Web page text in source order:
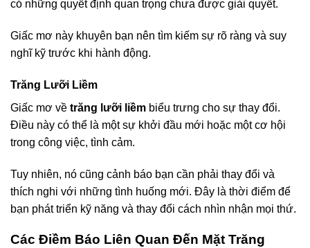
có những quyết định quan trọng chưa được giải quyết.
Giấc mơ này khuyên bạn nên tìm kiếm sự rõ ràng và suy
nghĩ kỹ trước khi hành động.
Trăng Lưỡi Liềm
Giấc mơ về trăng lưỡi liềm biểu trưng cho sự thay đổi.
Điều này có thể là một sự khởi đầu mới hoặc một cơ hội
trong công việc, tình cảm.
Tuy nhiên, nó cũng cảnh báo bạn cần phải thay đổi và
thích nghi với những tình huống mới. Đây là thời điểm để
bạn phát triển kỹ năng và thay đổi cách nhìn nhận mọi thứ.
Các Điềm Báo Liên Quan Đến Mặt Trăng